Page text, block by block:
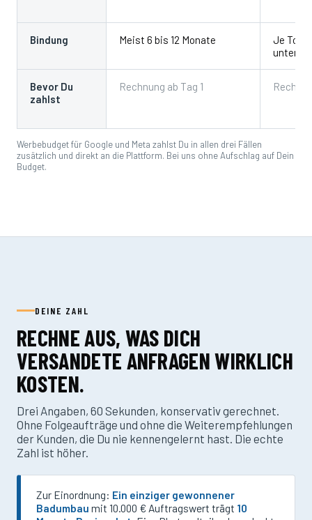
Bindung Meist 6 bis 12 Monate
Je Tool
Bevor Du
zahlst
Rechnung ab Tag 1
Werbebudget für Google und Meta zahlst Du in allen drei Fällen
zusätzlich und direkt an die Plattform. Bei uns ohne Aufschlag auf Dein
Budget.
DEINE ZAHL
RECHNE AUS, WAS DICH
VERSANDETE ANFRAGEN WIRKLICH
KOSTEN.
Drei Angaben, 60 Sekunden, konservativ gerechnet.
Ohne Folgeaufträge und ohne die Weiterempfehlungen
der Kunden, die Du nie kennengelernt hast. Die echte
Zahl ist höher.
Zur Einordnung: Ein einziger gewonnener
Badumbau mit 10.000 € Auftragswert trägt 10